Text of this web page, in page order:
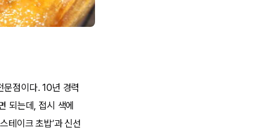
문점이다. 10년 경력
되는데, 접시 색에
테이크 초밥’과 신선